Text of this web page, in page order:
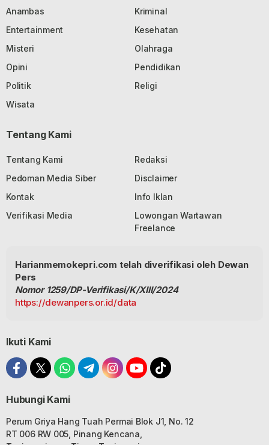
Anambas
Kriminal
Entertainment
Kesehatan
Misteri
Olahraga
Opini
Pendidikan
Politik
Religi
Wisata
Tentang Kami
Tentang Kami
Redaksi
Pedoman Media Siber
Disclaimer
Kontak
Info Iklan
Verifikasi Media
Lowongan Wartawan
Freelance
Harianmemokepri.com telah diverifikasi oleh Dewan
Pers
Nomor 1259/DP-Verifikasi/K/XIII/2024
https://dewanpers.or.id/data
Ikuti Kami
Hubungi Kami
Perum Griya Hang Tuah Permai Blok J1, No. 12
RT 006 RW 005, Pinang Kencana,